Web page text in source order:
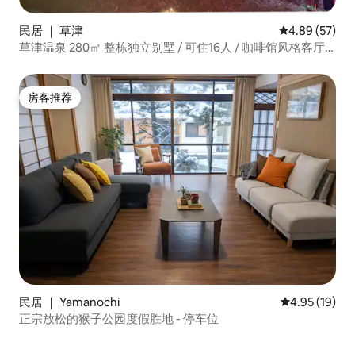
民居 ｜ 草津 平均评分
4.89 (57)
草津温泉 280㎡ 整栋独立别墅 / 可住16人 / 咖啡馆风格客厅
房客推荐
房客推荐
民居 ｜ Yamanochi 平均评分
4.95 (19)
正宗放松的猴子公园度假胜地 - 停车位